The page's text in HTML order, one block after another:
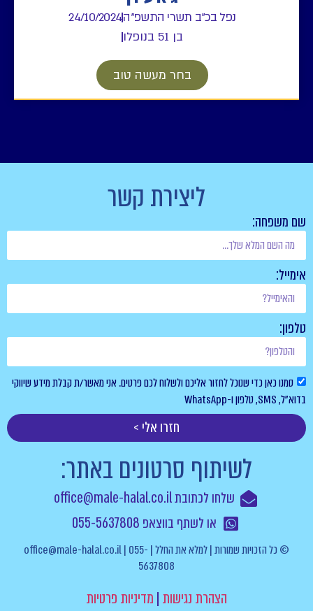
נפל בכ"ב תשרי התשפ"ה24/10/2024
בן 51 בנופלו
בחר מעשה טוב
ליצירת קשר
שם משפחה:
אימייל:
טלפון:
סמנו כאן כדי שנוכל לחזור אליכם ולשלוח לכם פרטים. אני מאשר/ת קבלת מידע שיווקי
בדוא”ל, SMS, טלפון ו-WhatsApp
חזרו אלי >
לשיתוף סרטונים באתר:
שלחו לכתובת office@male-halal.co.il
או לשתף בווצאפ 055-5637808
© כל הזכויות שמורות | למלא את החלל | office@male-halal.co.il | 055-
5637808
הצהרת נגישות | מדיניות פרטיות